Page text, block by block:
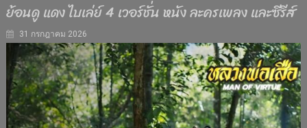
ย้อนดู แดง ไบเล่ย์ 4 เวอร์ชั่น หนัง ละครเพลง และซีรีส์
31 กรกฎาคม 2026